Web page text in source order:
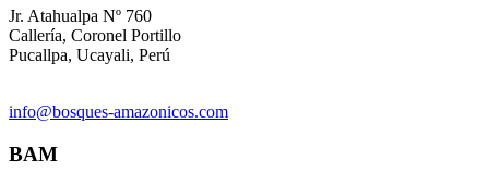
Jr. Atahualpa Nº 760
Callería, Coronel Portillo
Pucallpa, Ucayali, Perú
info@bosques-amazonicos.com
BAM